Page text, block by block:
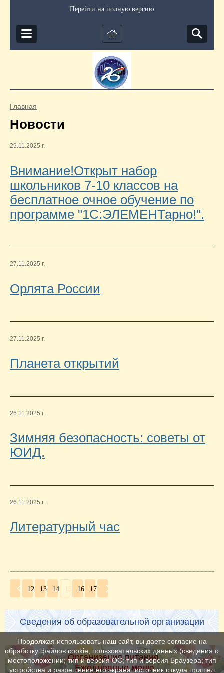
Перейти на полную версию
Главная
Новости
29.11.2025 г.
Внимание!Открыт набор
школьников 7-10 классов на
бесплатное очное обучение по
программе "1С:ЭЛЕМЕНТарно!".
27.11.2025 г.
Орлята России
27.11.2025 г.
Планета открытий
26.11.2025 г.
Зимняя безопасность: советы от
ЮИД.
26.11.2025 г.
Литературный час
12 13 14 15 16 17
Сведения об образовательной организации
Организация питания.
Ежедневные меню
Продолжая использовать наш сайт, вы даете согласие на
обработку файлов cookie, пользовательских данных (сведения о
местоположении; тип и версия ОС; тип и версия Браузера; тип
устройства и разрешение его экрана; источник откуда пришел